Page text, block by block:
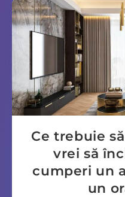
Ce trebuie
vrei să
cumperi un
un